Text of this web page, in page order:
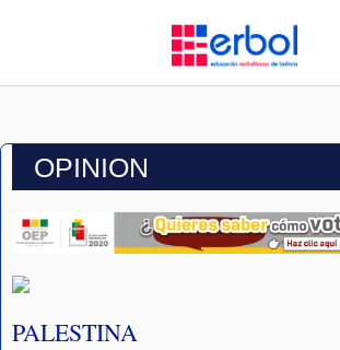
OPINION
PALESTINA